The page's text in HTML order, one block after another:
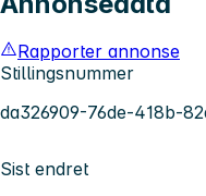
Rapporter annonse
Stillingsnummer
da326909-76de-418b-
Sist endret